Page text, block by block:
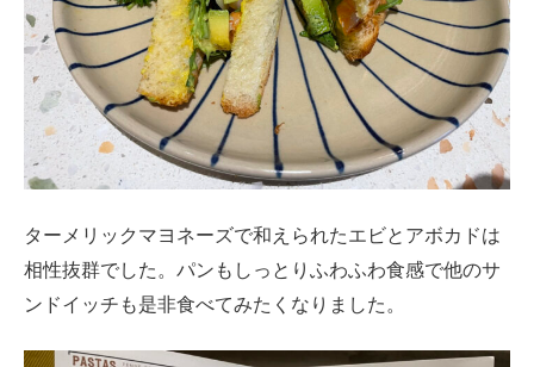
ターメリックマヨネーズで和えられたエビとアボカドは
相性抜群でした。パンもしっとりふわふわ食感で他のサ
ンドイッチも是非食べてみたくなりました。